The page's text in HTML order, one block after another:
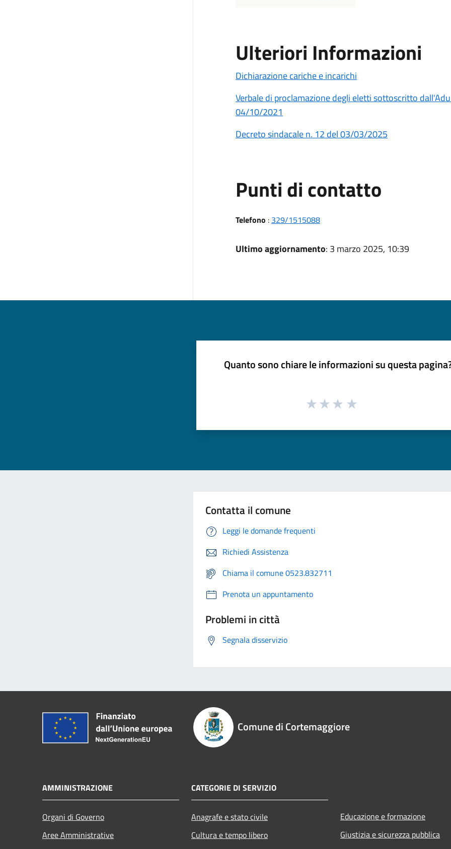
Ulteriori Informazioni
Dichiarazione cariche e incarichi
Verbale di proclamazione degli eletti sottoscritto
04/10/2021
Decreto sindacale n. 12 del 03/03/2025
Punti di contatto
Telefono : 329/1515088
Ultimo aggiornamento: 3 marzo 2025, 10:39
Quanto sono chiare le informazioni su questa
Contatta il comune
Leggi le domande frequenti
Richiedi Assistenza
Chiama il comune 0523.832711
Prenota un appuntamento
Problemi in città
Segnala disservizio
Comune di Cortemaggiore
AMMINISTRAZIONE
Organi di Governo
Aree Amministrative
CATEGORIE DI SERVIZIO
Anagrafe e stato civile
Cultura e tempo libero
Educazione e formazione
Giustizia e sicurezza pubblica